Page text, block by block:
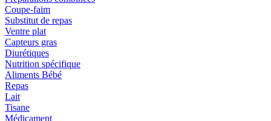
Coupe-faim
Substitut de repas
Ventre plat
Capteurs gras
Diurétiques
Nutrition spécifique
Aliments Bébé
Repas
Lait
Tisane
Médicament